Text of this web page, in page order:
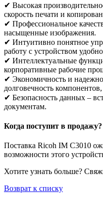
✔ Высокая
скорость печати и
✔ Профессиональное
насыщенные изображения.
✔ Интуитивно понятное
работу с устройством
✔ Интеллектуальные
корпоративные рабочие
✔ Экономичность и
долговечность
✔ Безопасность данных –
документам.
Когда поступит в продажу?
Поставка Ricoh IM C3010
возможности этого
Хотите узнать больше?
Возврат к списку